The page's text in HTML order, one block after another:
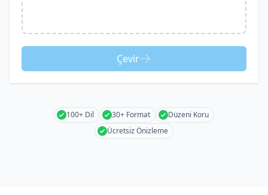
Çevir
100+ Dil 30+ Format
Düzeni Koru
Ücretsiz Önizleme